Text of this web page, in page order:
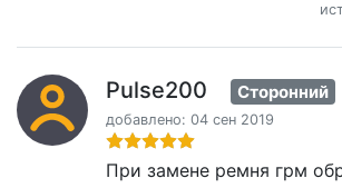
Pulse200 Сторонний
добавлено: 04 сен 2019
При замене ремня грм